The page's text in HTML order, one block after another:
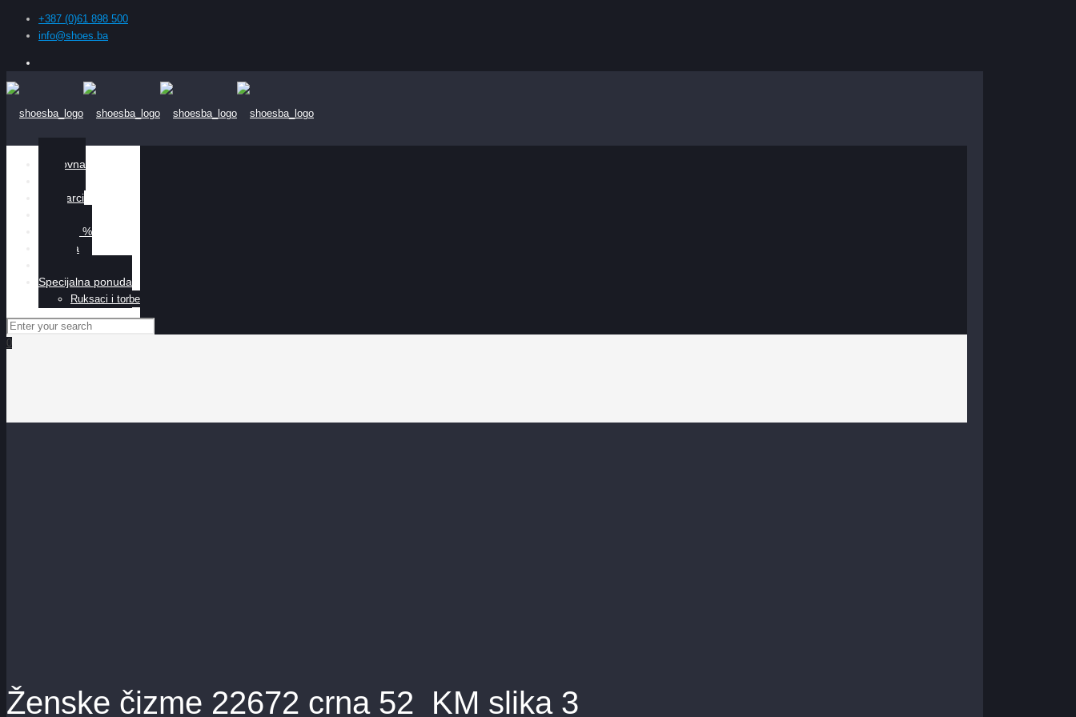
+387 (0)61 898 500
info@shoes.ba
Naslovna
Muškarci
Sniženo %
O nama
Specijalna ponuda
Ruksaci i torbe
0
Ženske čizme 22672 crna 52_KM slika 3